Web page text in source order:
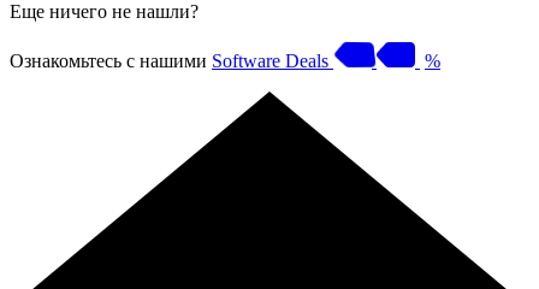
Еще ничего не нашли?
Ознакомьтесь с нашими Software Deals %